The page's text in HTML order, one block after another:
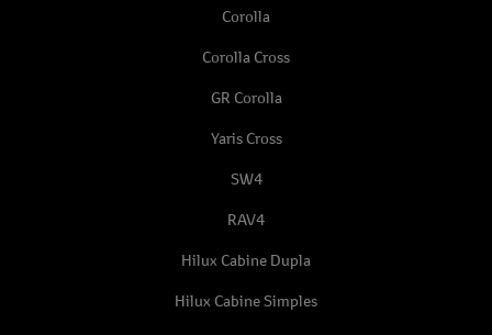
Corolla
Corolla Cross
GR Corolla
Yaris Cross
SW4
RAV4
Hilux Cabine Dupla
Hilux Cabine Simples